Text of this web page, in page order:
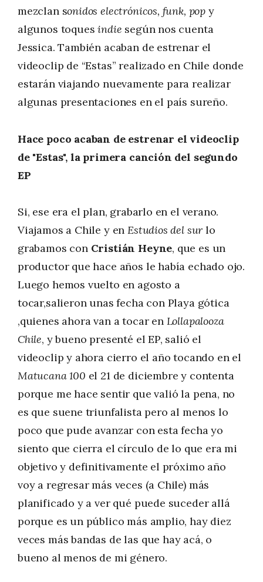
mezclan sonidos electrónicos, funk, pop y
algunos toquesindie según nos cuenta
Jessica. También acaban de estrenar el
videoclip de “Estas” realizado en Chile donde
estarán viajando nuevamente para realizar
algunas presentaciones en el país sureño.
Hace poco acaban de estrenar el videoclip
de "Estas", la primera canción del segundo
EP
Si, ese era el plan, grabarlo en el verano.
Viajamos a Chile y enEstudios del sur lo
grabamos con Cristián Heyne, que es un
productor que hace años le había echado ojo.
Luego hemos vuelto en agosto a
tocar,salieron unas fecha con Playa gótica
,quienes ahora van a tocar en Lollapalooza
Chile, y bueno presenté el EP, salió el
videoclip y ahora cierro el año tocando en el
Matucana 100 el 21 de diciembre y contenta
porque me hace sentir que valió la pena, no
es que suene triunfalista pero al menos lo
poco que pude avanzar con esta fecha yo
siento que cierra el círculo de lo que era mi
objetivo y definitivamente el próximo año
voy a regresar más veces (a Chile) más
planificado y a ver qué puede suceder allá
porque es un público más amplio, hay diez
veces más bandas de las que hay acá, o
bueno al menos de mi género.